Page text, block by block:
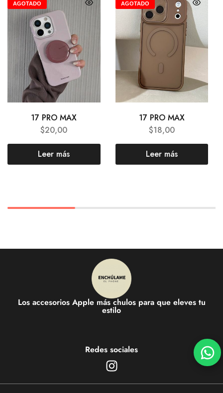
AGOTADO
17 PRO MAX
$20,00
Leer más
AGOTADO
17 PRO MAX
$18,00
Leer más
Los accesorios Apple más chulos para que eleves tu
estilo
Redes sociales